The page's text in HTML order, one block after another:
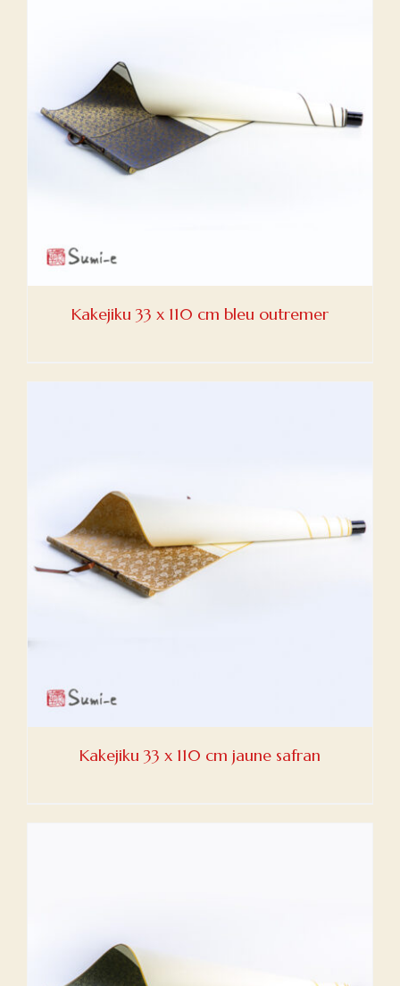
Kakejiku 33 x 110 cm bleu outremer
Kakejiku 33 x 110 cm jaune safran